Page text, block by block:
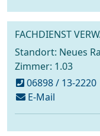
FACHDIENST
Standort: Neues
Zimmer: 1.03
06898 / 13-2220
E-Mailschreiben
an